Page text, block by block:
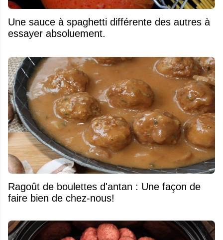
Une sauce à spaghetti différente des autres à
essayer absoluement.
Ragoût de boulettes d'antan : Une façon de
faire bien de chez-nous!